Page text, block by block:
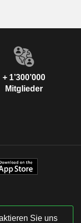
+ 1’300’000
Mitglieder
Sie uns